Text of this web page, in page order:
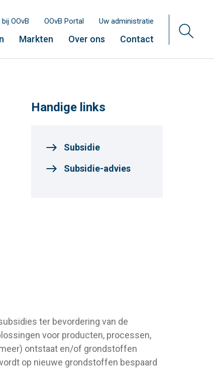
OOvB OOvB Portal Uw administratie
Markten Over ons Contact
Handige links
Subsidie
Subsidie-advies
ter bevordering van de
voor producten, processen,
ontstaat en/of grondstoffen
op nieuwe grondstoffen bespaard